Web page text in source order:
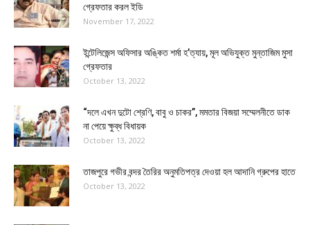
গ্রেফতার করল ইডি
November 17, 2022
ইন্টেলিজেন্স অফিসার অঙ্কিত শর্মা হ’ত্যায়, মূল অভিযুক্ত মুন্তাজিম মুসা
গ্রেফতার
October 13, 2022
“দলে এখন দুটো শ্রেণি, বাবু ও চাকর”, মমতার বিজয়া সম্মেলনীতে ডাক
না পেয়ে ক্ষুব্ধ বিধায়ক
October 13, 2022
তাজপুরে গভীর বন্দর তৈরির অনুমতিপত্র দেওয়া হল আদানি গ্রুপের হাতে
October 13, 2022